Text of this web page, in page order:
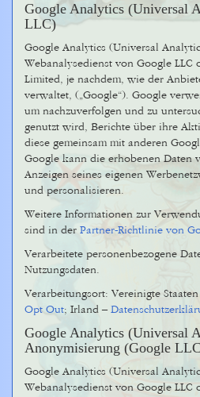
Google Analytics (Universal
LLC)
Google Analytics (Universal
Webanalysedienst von Google LLC
Limited, je nachdem, wie der
verwaltet, („Google“). Google
um nachzuverfolgen und zu
genutzt wird, Berichte über ihre
diese gemeinsam mit anderen
Google kann die erhobenen Daten
Anzeigen seines eigenen
und personalisieren.
Weitere Informationen zur
sind in der Partner-Richtlinie von
Verarbeitete personenbezogene
Nutzungsdaten.
Verarbeitungsort: Vereinigte
Opt Out; Irland –
Google Analytics (Universal
Anonymisierung (Google
Google Analytics (Universal
Webanalysedienst von Google LLC